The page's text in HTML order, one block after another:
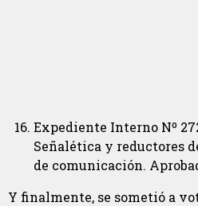
Expediente Interno Nº
Señalética y reductores
de comunicación.
Y finalmente, se sometió a